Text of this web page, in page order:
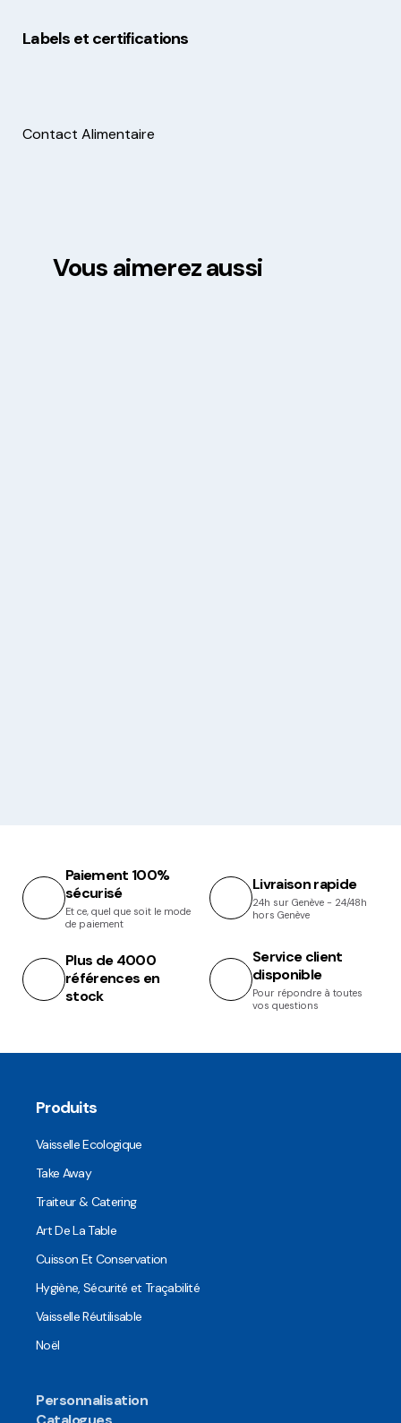
Labels et certifications
Contact Alimentaire
Vous aimerez aussi
Paiement 100%
sécurisé
Et ce, quel que soit le mode
de paiement
Livraison rapide
24h sur Genève - 24/48h
hors Genève
Plus de 4000
références en
stock
Service client
disponible
Pour répondre à toutes
vos questions
Produits
Vaisselle Ecologique
Take Away
Traiteur & Catering
Art De La Table
Cuisson Et Conservation
Hygiène, Sécurité et Traçabilité
Vaisselle Réutilisable
Noël
Personnalisation